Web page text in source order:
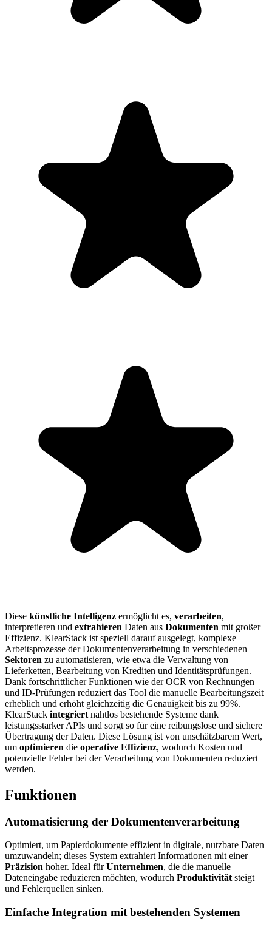
Diese künstliche Intelligenz ermöglicht es, verarbeiten,
interpretieren und extrahieren Daten aus Dokumenten mit großer
Effizienz. KlearStack ist speziell darauf ausgelegt, komplexe
Arbeitsprozesse der Dokumentenverarbeitung in verschiedenen
Sektoren zu automatisieren, wie etwa die Verwaltung von
Lieferketten, Bearbeitung von Krediten und Identitätsprüfungen.
Dank fortschrittlicher Funktionen wie der OCR von Rechnungen
und ID-Prüfungen reduziert das Tool die manuelle Bearbeitungszeit
erheblich und erhöht gleichzeitig die Genauigkeit bis zu 99%.
KlearStack integriert nahtlos bestehende Systeme dank
leistungsstarker APIs und sorgt so für eine reibungslose und sichere
Übertragung der Daten. Diese Lösung ist von unschätzbarem Wert,
um optimieren die operative Effizienz, wodurch Kosten und
potenzielle Fehler bei der Verarbeitung von Dokumenten reduziert
werden.
Funktionen
Automatisierung der Dokumentenverarbeitung
Optimiert, um Papierdokumente effizient in digitale, nutzbare Daten
umzuwandeln; dieses System extrahiert Informationen mit einer
Präzision hoher. Ideal fürUnternehmen, die die manuelle
Dateneingabe reduzieren möchten, wodurch Produktivitätsteigt
und Fehlerquellen sinken.
Einfache Integration mit bestehenden Systemen